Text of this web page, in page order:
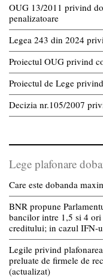
OUG 13/2011 privind
penalizatoare
Legea 243 din 2024
Proiectul OUG privind
Proiectul de Lege
Decizia nr.105/2007
Lege plafonare
Care este dobanda
BNR propune
bancilor intre 1,5 si 4
creditului; in cazul IFN-
Legile privind
preluate de firmele de
(actualizat)